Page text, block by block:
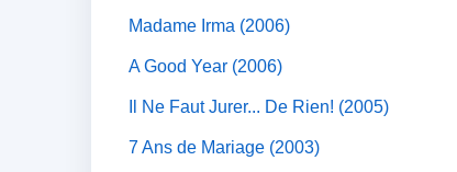
Madame Irma (2006)
A Good Year (2006)
Il Ne Faut Jurer... De Rien! (2005)
7 Ans de Mariage (2003)